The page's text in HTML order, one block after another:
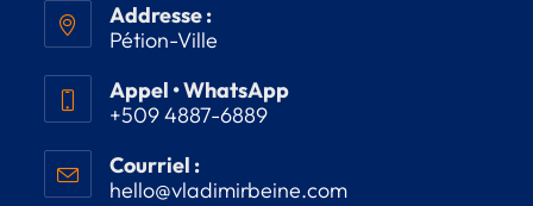
Addresse :
Pétion-Ville
Appel • WhatsApp
+509 4887-6889
Courriel :
hello@vladimirbeine.com